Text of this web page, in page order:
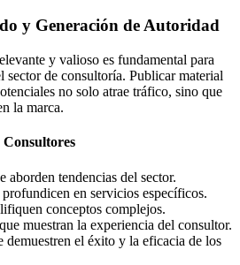
y Generación de Autoridad
y valioso es fundamental para
sector de consultoría. Publicar material
no solo atrae tráfico, sino que
la marca.
aborden tendencias del sector.
en servicios específicos.
conceptos complejos.
muestran la experiencia del consultor.
demuestren el éxito y la eficacia de los